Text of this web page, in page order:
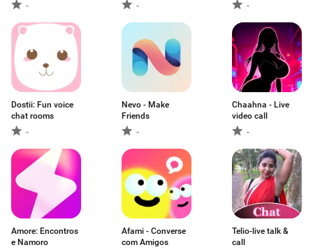
-
-
-
Dostii: Fun voice
chat rooms
-
Nevo - Make
Friends
-
Chaahna - Live
video call
-
Amore: Encontros
e Namoro
Afami - Converse
com Amigos
Telio-live talk &
call